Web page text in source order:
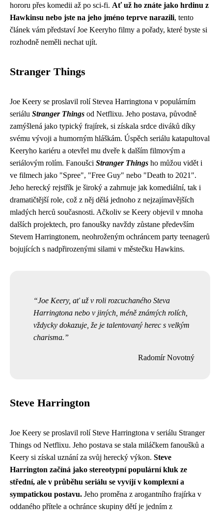
hororu přes komedii až po sci-fi. Ať už ho znáte jako hrdinu z
Hawkinsu nebo jste na jeho jméno teprve narazili, tento
článek vám představí Joe Keeryho filmy a pořady, které byste si
rozhodně neměli nechat ujít.
Stranger Things
Joe Keery se proslavil rolí Stevea Harringtona v populárním
seriálu Stranger Things od Netflixu. Jeho postava, původně
zamýšlená jako typický frajírek, si získala srdce diváků díky
svému vývoji a humorným hláškám. Úspěch seriálu katapultoval
Keeryho kariéru a otevřel mu dveře k dalším filmovým a
seriálovým rolím. Fanoušci Stranger Things ho můžou vidět i
ve filmech jako "Spree", "Free Guy" nebo "Death to 2021".
Jeho herecký rejstřík je široký a zahrnuje jak komediální, tak i
dramatičtější role, což z něj dělá jednoho z nejzajímavějších
mladých herců současnosti. Ačkoliv se Keery objevil v mnoha
dalších projektech, pro fanoušky navždy zůstane především
Stevem Harringtonem, neohroženým ochráncem party teenagerů
bojujících s nadpřirozenými silami v městečku Hawkins.
Joe Keery, ať už v roli rozcuchaného Steva
Harringtona nebo v jiných, méně známých rolích,
vždycky dokazuje, že je talentovaný herec s velkým
charisma.
Radomír Novotný
Steve Harrington
Joe Keery se proslavil rolí Steve Harringtona v seriálu Stranger
Things od Netflixu. Jeho postava se stala miláčkem fanoušků a
Keery si získal uznání za svůj herecký výkon. Steve
Harrington začíná jako stereotypní populární kluk ze
střední, ale v průběhu seriálu se vyvíjí v komplexní a
sympatickou postavu. Jeho proměna z arogantního frajírka v
oddaného přítele a ochránce skupiny dětí je jedním z